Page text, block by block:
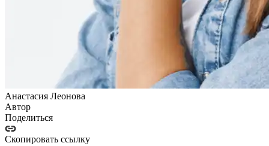
Анастасия Леонова
Автор
Поделиться
Скопировать ссылку